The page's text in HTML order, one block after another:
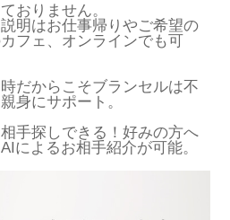
おりません。
明はお仕事帰りやご希望の
フェ、オンラインでも可
だからこそブランセルは不
身にサポート。
手探しできる！好みの方へ
によるお相手紹介が可能。